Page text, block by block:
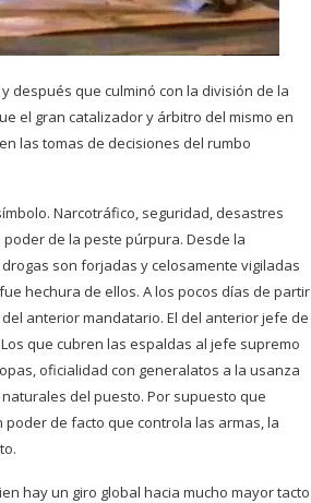
después que culminó con la división de la
el gran catalizador y árbitro del mismo en
las tomas de decisiones del rumbo
Narcotráfico, seguridad, desastres
de la peste púrpura. Desde la
son forjadas y celosamente vigiladas
hechura de ellos. A los pocos días de partir
anterior mandatario. El del anterior jefe de
que cubren las espaldas al jefe supremo
oficialidad con generalatos a la usanza
del puesto. Por supuesto que
de facto que controla las armas, la
hay un giro global hacia mucho mayor tacto